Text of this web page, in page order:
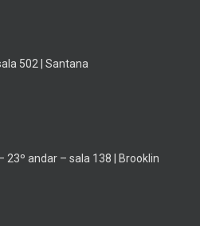
502 | Santana
23º andar – sala 138 | Brooklin